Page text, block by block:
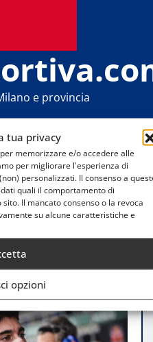
tua privacy
memorizzare e/o accedere alle
per migliorare l'esperienza di
personalizzati. Il consenso a
quali il comportamento di
Il mancato consenso o la revoca
su alcune caratteristiche e
opzioni
e provincia
Moto2: un nuovo